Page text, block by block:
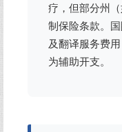
疗，但部分州
制保险条款。
及翻译服务费
为辅助开支。